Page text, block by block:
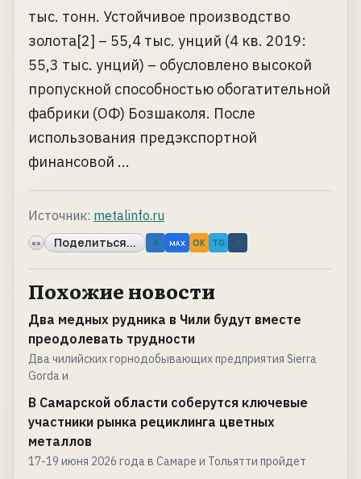
тыс. тонн. Устойчивое производство
золота[2] – 55,4 тыс. унций (4 кв. 2019:
55,3 тыс. унций) – обусловлено высокой
пропускной способностью обогатительной
фабрики (ОФ) Бозшаколя. После
использования предэкспортной
финансовой ...
Источник: metalinfo.ru
«» Поделиться... B MAX OK TG ↗
Похожие новости
Два медных рудника в Чили будут вместе
преодолевать трудности
Два чилийских горнодобывающих предприятия Sierra
Gorda и
В Самарской области соберутся ключевые
участники рынка рециклинга цветных
металлов
17-19 июня 2026 года в Самаре и Тольятти пройдет